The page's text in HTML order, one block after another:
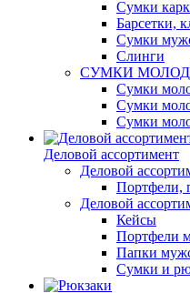
Сумки
Барсетки,
Сумки
Слинги
СУМКИ
Сумки
Сумки
Сумки
Деловой ассортимент
Деловой
Портфели,
Деловой
Кейсы
Портфели
Папки
Сумки и